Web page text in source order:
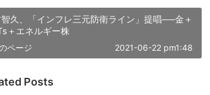
久、「インフレ三元防衛ライン」提唱──金＋
＋エネルギー株
ページ 2021-06-22 pm1:48
Posts